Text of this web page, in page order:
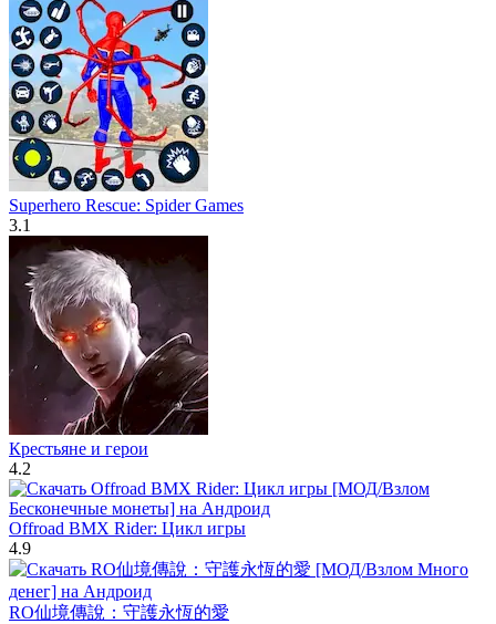
Superhero Rescue: Spider Games
3.1
Крестьяне и герои
4.2
Offroad BMX Rider: Цикл игры
4.9
RO仙境傳說：守護永恆的愛